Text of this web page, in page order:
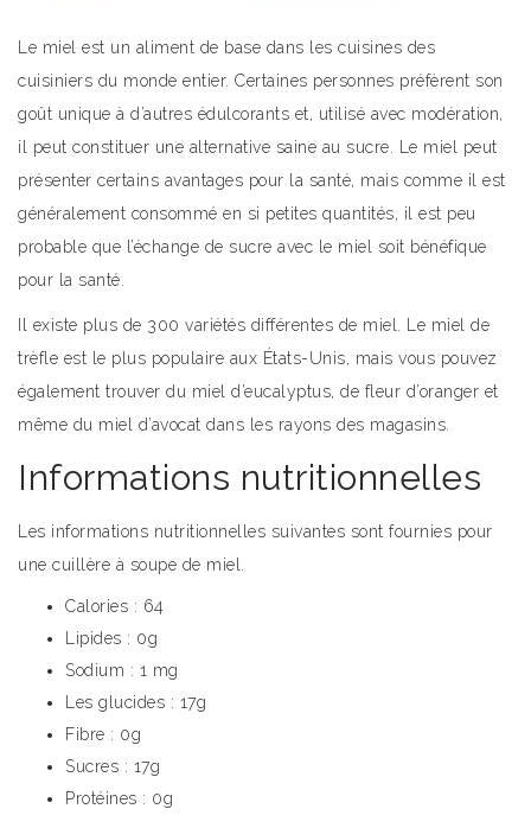
Le miel est un aliment de base dans les cuisines des
cuisiniers du monde entier. Certaines personnes préfèrent son
goût unique à d’autres édulcorants et, utilisé avec modération,
il peut constituer une alternative saine au sucre. Le miel peut
présenter certains avantages pour la santé, mais comme il est
généralement consommé en si petites quantités, il est peu
probable que l’échange de sucre avec le miel soit bénéfique
pour la santé.
Il existe plus de 300 variétés différentes de miel. Le miel de
trèfle est le plus populaire aux États-Unis, mais vous pouvez
également trouver du miel d’eucalyptus, de fleur d’oranger et
même du miel d’avocat dans les rayons des magasins.
Informations nutritionnelles
Les informations nutritionnelles suivantes sont fournies pour
une cuillère à soupe de miel.
Calories : 64
Lipides : 0g
Sodium : 1 mg
Les glucides : 17g
Fibre : 0g
Sucres : 17g
Protéines : 0g